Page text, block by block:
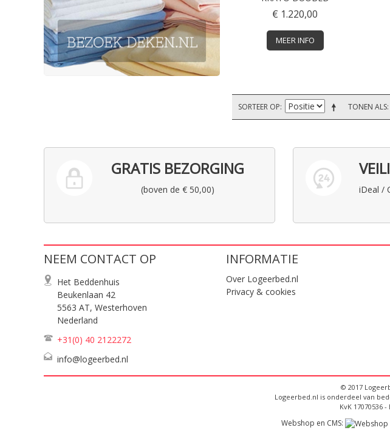
€ 1.220,00
MEER INFO
TONEN ALS
SORTEER OP
GRATIS BEZORGING
(boven de € 50,00)
iDeal /
NEEM CONTACT OP
Het Beddenhuis
Beukenlaan 42
5563 AT, Westerhoven
Nederland
+31(0) 40 2122272
info@logeerbed.nl
INFORMATIE
Over Logeerbed.nl
Privacy & cookies
© 2017
Logeerbed.nl is onderdeel van
KvK 17070536 -
Webshop en CMS: